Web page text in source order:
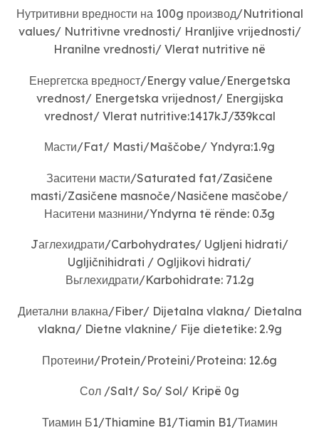
Нутритивни вредности на 100g производ/Nutritional
values/ Nutritivne vrednosti/ Hranljive vrijednosti/
Hranilne vrednosti/ Vlerat nutritive në
Енергетска вредност/Energy value/Energetska
vrednost/ Energetska vrijednost/ Energijska
vrednost/ Vlerat nutritive:1417kJ/339kcal
Масти/Fat/ Masti/Maščobe/ Yndyra:1.9g
Заситени масти/Saturated fat/Zasičene
masti/Zasičene masnoče/Nasičene masčobe/
Наситени мазнини/Yndyrna të rënde: 0.3g
Jаглехидрати/Carbohydrates/ Ugljeni hidrati/
Ugljičnihidrati / Ogljikovi hidrati/
Вьглехидрати/Karbohidrate: 71.2g
Диетални влакна/Fiber/ Dijetalna vlakna/ Dietalna
vlakna/ Dietne vlaknine/ Fije dietetike: 2.9g
Протеини/Protein/Proteini/Proteina: 12.6g
Сол /Salt/ So/ Sol/ Kripë 0g
Тиамин Б1/Thiamine B1/Tiamin B1/Тиамин